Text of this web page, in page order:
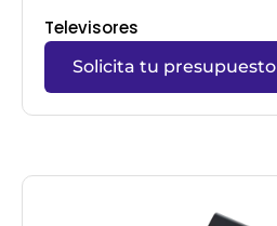
Televisores
Solicita tu presupuesto